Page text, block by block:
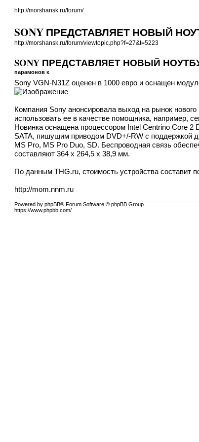
http://morshansk.ru/forum/
SONY ПРЕДСТАВЛЯЕТ НОВЫЙ
http://morshansk.ru/forum/viewtopic.php?f=27&t=5223
SONY ПРЕДСТАВЛЯЕТ НОВЫЙ
парамонов к
Sony VGN-N31Z оценен в 1000 евро и оснащен
Компания Sony анонсировала выход на рынок
использовать ее в качестве помощника, например,
Новинка оснащена процессором Intel Centrino Core
SATA, пишущим приводом DVD+/-RW с поддержкой
MS Pro, MS Pro Duo, SD. Беспроводная связь
составляют 364 x 264,5 x 38,9 мм.
По данным THG.ru, стоимость устройства составит
http://mom.nnm.ru
Powered by phpBB® Forum Software © phpBB Group
https://www.phpbb.com/